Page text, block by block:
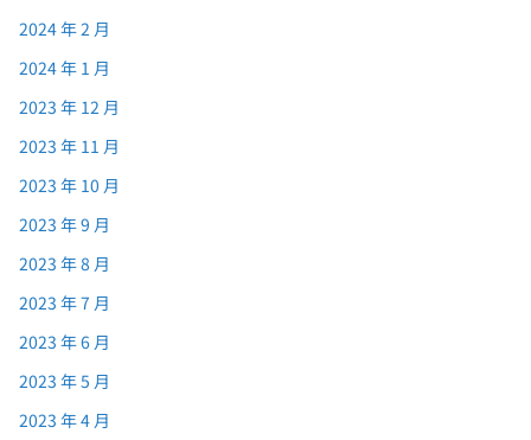
2024 年 2 月
2024 年 1 月
2023 年 12 月
2023 年 11 月
2023 年 10 月
2023 年 9 月
2023 年 8 月
2023 年 7 月
2023 年 6 月
2023 年 5 月
2023 年 4 月